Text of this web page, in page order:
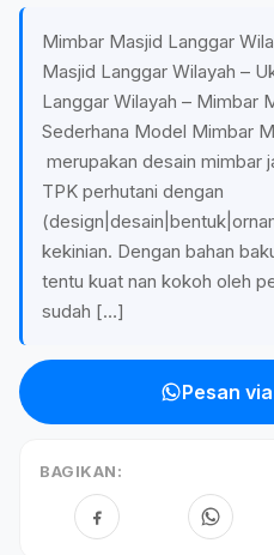
Mimbar Masjid Langgar
Masjid Langgar Wilayah –
Langgar Wilayah – Mimbar
Sederhana Model Mimbar
merupakan desain mimbar
TPK perhutani dengan
kekinian. Dengan bahan
tentu kuat nan kokoh oleh
sudah […]
Pesan
BAGIKAN: